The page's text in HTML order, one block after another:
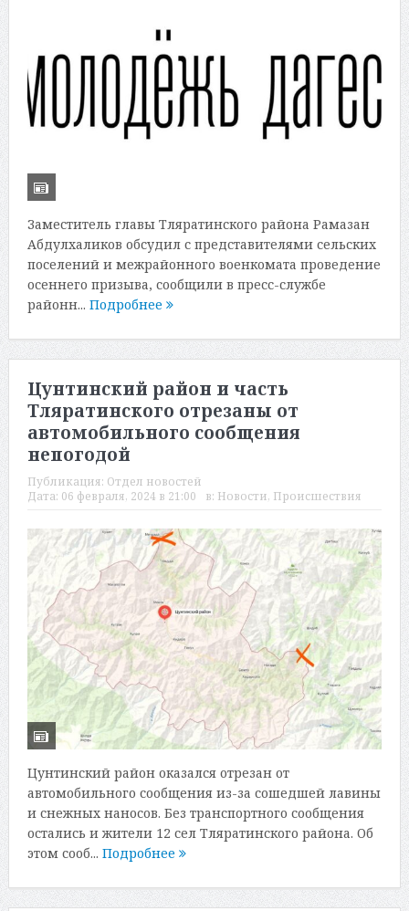
Заместитель главы Тляратинского района Рамазан
Абдулхаликов обсудил с представителями сельских
поселений и межрайонного военкомата проведение
осеннего призыва, сообщили в пресс-службе
районн... Подробнее
Цунтинский район и часть
Тляратинского отрезаны от
автомобильного сообщения
непогодой
Публикация: Отдел новостей
Дата: 06 февраля, 2024 в 21:00 в: Новости, Происшествия
Цунтинский район оказался отрезан от
автомобильного сообщения из-за сошедшей лавины
и снежных наносов. Без транспортного сообщения
остались и жители 12 сел Тляратинского района. Об
этом сооб... Подробнее